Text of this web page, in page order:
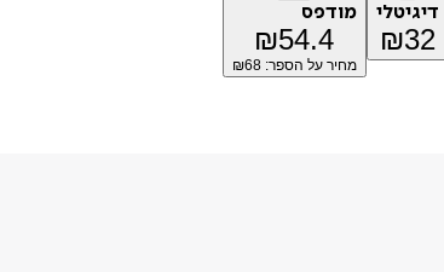
דיגיטלי
₪32
מודפס
₪54.4
מחיר על הספר: ₪68